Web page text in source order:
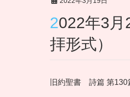
2022年3月20日 説教：正義と処罰感情の差(家庭礼
拝形式
旧約聖書 詩篇 第